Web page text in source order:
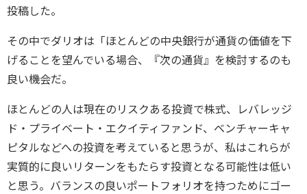
投稿した。
その中でダリオは「ほとんどの中央銀行が通貨の価値を下
げることを望んでいる場合、『次の通貨』を検討するのも
良い機会だ。
ほとんどの人は現在のリスクある投資で株式、レバレッジ
ド・プライベート・エクイティファンド、ベンチャーキャ
ピタルなどへの投資を考えていると思うが、私はこれらが
実質的に良いリターンをもたらす投資となる可能性は低い
と思う。バランスの良いポートフォリオを持つためにゴー